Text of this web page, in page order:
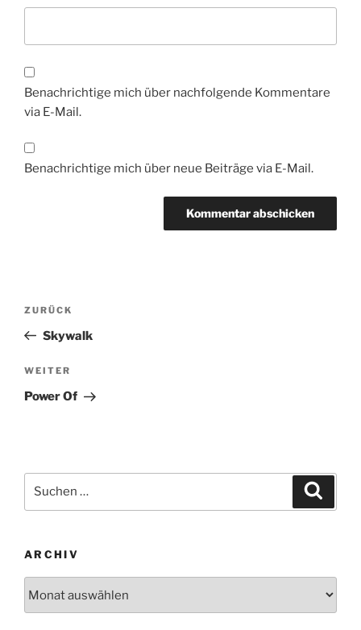
Benachrichtige mich über nachfolgende Kommentare
via E-Mail.
Benachrichtige mich über neue Beiträge via E-Mail.
Beitragsnavigation
Vorheriger
Beitrag
ZURÜCK
Skywalk
Nächster
Beitrag
WEITER
Power Of
nach:
ARCHIV